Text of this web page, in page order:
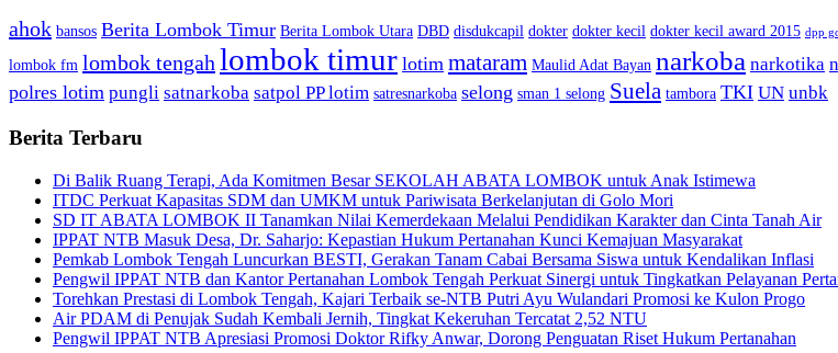
ahok bansos Berita Lombok Timur Berita Lombok Utara DBD disdukcapil dokter dokter kecil dokter kecil award 2015 dpp
lombok fm lombok tengah lombok timur lotim mataram Maulid Adat Bayan narkoba narkotika
polres lotim pungli satnarkoba satpol PP lotim satresnarkoba selong sman 1 selong Suela tambora TKI UN unbk
Berita Terbaru
Di Balik Ruang Terapi, Ada Komitmen Besar SEKOLAH ABATA LOMBOK untuk Anak Istimewa
ITDC Perkuat Kapasitas SDM dan UMKM untuk Pariwisata Berkelanjutan di Golo Mori
SD IT ABATA LOMBOK II Tanamkan Nilai Kemerdekaan Melalui Pendidikan Karakter dan Cinta Tanah Air
IPPAT NTB Masuk Desa, Dr. Saharjo: Kepastian Hukum Pertanahan Kunci Kemajuan Masyarakat
Pemkab Lombok Tengah Luncurkan BESTI, Gerakan Tanam Cabai Bersama Siswa untuk Kendalikan Inflasi
Pengwil IPPAT NTB dan Kantor Pertanahan Lombok Tengah Perkuat Sinergi untuk Tingkatkan Pelayanan
Torehkan Prestasi di Lombok Tengah, Kajari Terbaik se-NTB Putri Ayu Wulandari Promosi ke Kulon Progo
Air PDAM di Penujak Sudah Kembali Jernih, Tingkat Kekeruhan Tercatat 2,52 NTU
Pengwil IPPAT NTB Apresiasi Promosi Doktor Rifky Anwar, Dorong Penguatan Riset Hukum Pertanahan